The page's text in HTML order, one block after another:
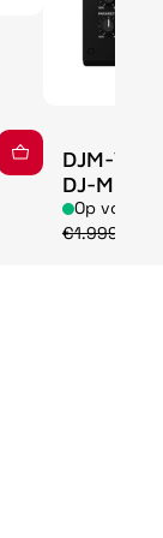
DJM-V5
DJ-Mixer
Op
€1.999,00